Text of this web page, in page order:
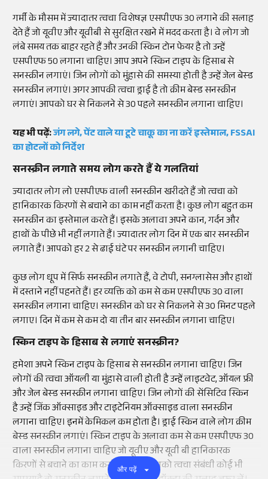
गर्मी के मौसम में ज्यादातर त्वचा विशेषज्ञ एसपीएफ 30 लगाने की सलाह
देते हैं जो यूवीए और यूवीबी से सुरक्षित रखने में मदद करता है। वे लोग जो
लंबे समय तक बाहर रहते हैं और उनकी स्किन टोन फेयर है तो उन्हें
एसपीएफ 50 लगाना चाहिए। आप अपने स्किन टाइप के हिसाब से
सनस्क्रीन लगाएं। जिन लोगों को मुंहासे की समस्या होती है उन्हें जेल बेस्ड
सनस्क्रीन लगाएं। अगर आपकी त्वचा ड्राई है तो क्रीम बेस्ड सनस्क्रीन
लगाएं। आपको घर से निकलने से 30 पहले सनस्क्रीन लगाना चाहिए।
यह भी पढ़ें:जंग लगे, पेंट वाले या टूटे चाकू का ना करें इस्तेमाल, FSSAI
का होटलों को निर्देश
सनस्क्रीन लगाते समय लोग करते हैं ये गलतियां
ज्यादातर लोग लो एसपीएफ वाली सनस्क्रीन खरीदते हैं जो त्वचा को
हानिकारक किरणों से बचाने का काम नहीं करता है। कुछ लोग बहुत कम
सनस्क्रीन का इस्तेमाल करते हैं। इसके अलावा अपने कान, गर्दन और
हाथों के पीछे भी नहीं लगाते हैं। ज्यादातर लोग दिन में एक बार सनस्क्रीन
लगाते हैं। आपको हर 2 से ढाई घंटे पर सनस्क्रीन लगानी चाहिए।
कुछ लोग धूप में सिर्फ सनस्क्रीन लगाते हैं, वे टोपी, सनग्लासेस और हाथों
में दस्ताने नहीं पहनते हैं। हर व्यक्ति को कम से कम एसपीएफ 30 वाला
सनस्क्रीन लगाना चाहिए। सनस्क्रीन को घर से निकलने से 30 मिनट पहले
लगाए। दिन में कम से कम दो या तीन बार सनस्क्रीन लगाना चाहिए।
स्किन टाइप के हिसाब से लगाएं सनस्क्रीन?
हमेशा अपने स्किन टाइप के हिसाब से सनस्क्रीन लगाना चाहिए। जिन
लोगों की त्वचा ऑयली या मुंहासे वाली होती है उन्हें लाइटवेट, ऑयल फ्री
और जेल बेस्ड सनस्क्रीन लगाना चाहिए। जिन लोगों की सेंसिटिव स्किन
है उन्हें जिंक ऑक्साइड और टाइटेनियम ऑक्साइड वाला सनस्क्रीन
लगाना चाहिए। इनमें केमिकल कम होता है। ड्राई स्किन वाले लोग क्रीम
बेस्ड सनस्क्रीन लगाएं। स्किन टाइप के अलावा कम से कम एसपीएफ 30
वाला सनस्क्रीन लगाना चाहिए जो यूवीए और यूवी बी हानिकारक
किरणों से बचाने का काम करते है। अगर आपको त्वचा संबंधी कोई भी
और पढ़ें